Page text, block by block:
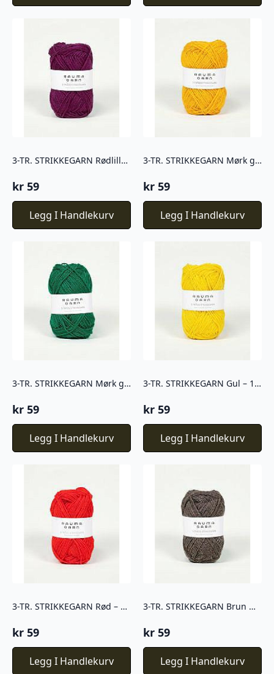
3-TR. STRIKKEGARN Rødlilla – 141
kr 59
Legg I Handlekurv
3-TR. STRIKKEGARN Mørk gul – 131
kr 59
Legg I Handlekurv
3-TR. STRIKKEGARN Mørk grønn – 130
kr 59
Legg I Handlekurv
3-TR. STRIKKEGARN Gul – 125
kr 59
Legg I Handlekurv
3-TR. STRIKKEGARN Rød – 124
kr 59
Legg I Handlekurv
3-TR. STRIKKEGARN Brun melert – 111
kr 59
Legg I Handlekurv